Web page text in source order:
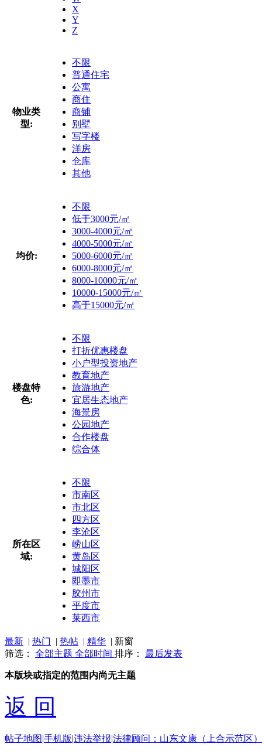
X
Y
Z
物业类
型:
不限
普通住宅
公寓
商住
商铺
别墅
写字楼
洋房
仓库
其他
均价:
不限
低于3000元/㎡
3000-4000元/㎡
4000-5000元/㎡
5000-6000元/㎡
6000-8000元/㎡
8000-10000元/㎡
10000-15000元/㎡
高于15000元/㎡
楼盘特
色:
不限
打折优惠楼盘
小户型投资地产
教育地产
旅游地产
宜居生态地产
海景房
公园地产
合作楼盘
综合体
所在区
域:
不限
市南区
市北区
四方区
李沧区
崂山区
黄岛区
城阳区
即墨市
胶州市
平度市
莱西市
最新 | 热门 | 热帖 | 精华 | 新窗
筛选： 全部主题 全部时间 排序： 最后发表
本版块或指定的范围内尚无主题
返 回
帖子地图|手机版|违法举报|法律顾问：山东文康（上合示范区